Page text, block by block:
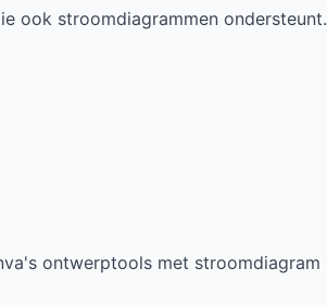
ook stroomdiagrammen ondersteunt.
ontwerptools met stroomdiagram